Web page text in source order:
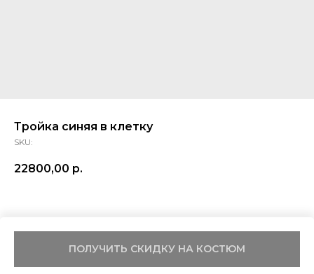
Тройка синяя в клетку
SKU:
22800,00 р.
ПОЛУЧИТЬ СКИДКУ НА КОСТЮМ